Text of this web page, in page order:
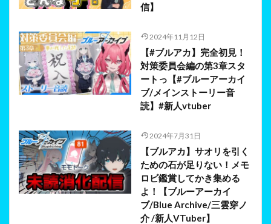
信】
2024年11月12日
【#ブルアカ】完全初見！
対策委員会編の第3章スタ
ートっ【#ブルーアーカイ
ブ/メインストーリー音
読】#新人vtuber
2024年7月31日
【ブルアカ】サオリを引く
ための石が足りない！メモ
ロビ鑑賞してかき集める
よ！【ブルーアーカイ
ブ/Blue Archive/三雲穿ノ
介 /新人VTuber】